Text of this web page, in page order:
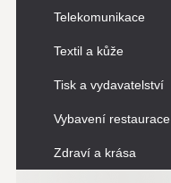
Telekomunikace
Textil a kůže
Tisk a vydavatelství
Vybavení restaurace
Zdraví a krása